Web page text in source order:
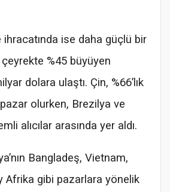
ise daha güçlü bir
çeyrekte %45 büyüyen
dolara ulaştı. Çin, %66’lık
olurken, Brezilya ve
alıcılar arasında yer aldı.
Bangladeş, Vietnam,
Afrika gibi pazarlara yönelik